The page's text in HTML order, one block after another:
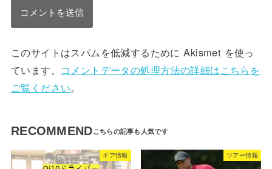
このサイトはスパムを低減するために Akismet を使っ
ています。 コメントデータの処理方法の詳細はこちらを
ご覧ください。
RECOMMEND
ギア情報 ツアー情報